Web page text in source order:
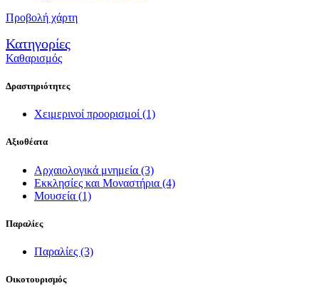
Προβολή χάρτη
Κατηγορίες
Καθαρισμός
Δραστηριότητες
Χειμερινοί προορισμοί (1)
Αξιοθέατα
Αρχαιολογικά μνημεία (3)
Εκκλησίες και Μοναστήρια (4)
Μουσεία (1)
Παραλίες
Παραλίες (3)
Οικοτουρισμός